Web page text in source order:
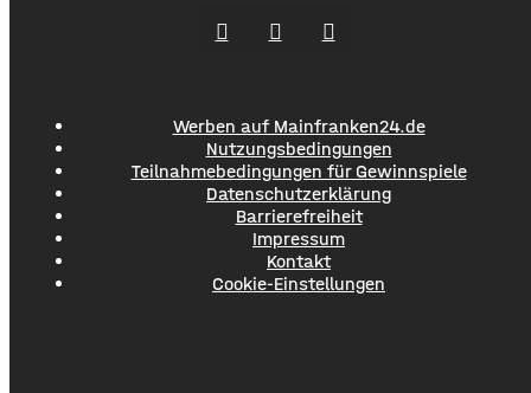
Werben auf Mainfranken24.de
Nutzungsbedingungen
Teilnahmebedingungen für Gewinnspiele
Datenschutzerklärung
Barrierefreiheit
Impressum
Kontakt
Cookie-Einstellungen